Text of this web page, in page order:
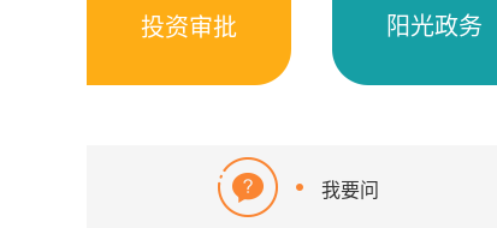
投资审批 阳光政务
我要问